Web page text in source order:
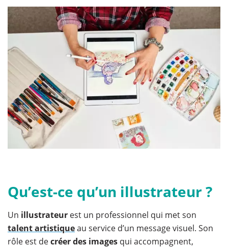
Qu’est-ce qu’un illustrateur ?
Un illustrateur est un professionnel qui met son
talent artistiqueau service d’un message visuel. Son
rôle est decréer des images qui accompagnent,